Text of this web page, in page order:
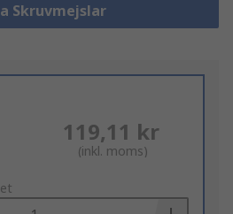
Skruvmejslar
119,11 kr
(inkl. moms)